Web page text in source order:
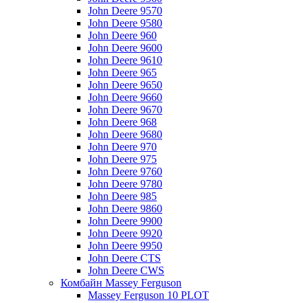
John Deere 9570
John Deere 9580
John Deere 960
John Deere 9600
John Deere 9610
John Deere 965
John Deere 9650
John Deere 9660
John Deere 9670
John Deere 968
John Deere 9680
John Deere 970
John Deere 975
John Deere 9760
John Deere 9780
John Deere 985
John Deere 9860
John Deere 9900
John Deere 9920
John Deere 9950
John Deere CTS
John Deere CWS
Комбайн Massey Ferguson
Massey Ferguson 10 PLOT